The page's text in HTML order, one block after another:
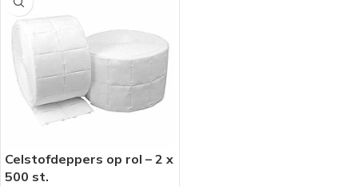
Celstofdeppers op rol – 2 x
500 st.